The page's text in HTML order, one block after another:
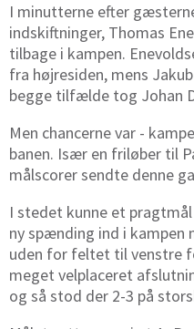
I minutterne efter
indskiftninger, Thomas
tilbage i kampen.
fra højresiden, mens
begge tilfælde tog Johan
Men chancerne var -
banen. Især en friløber til
målscorer sendte denne
I stedet kunne et
ny spænding ind i
uden for feltet til venstre
meget velplaceret
og så stod der 2-3 på